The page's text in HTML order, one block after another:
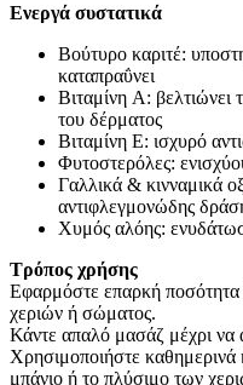
Ενεργά συστατικά
Βούτυρο καριτέ:
καταπραΰνει
Βιταμίνη A: βελτιώνει
του δέρματος
Βιταμίνη E: ισχυρό
Φυτοστερόλες:
Γαλλικά & κινναμικά
αντιφλεγμονώδης
Χυμός αλόης:
Τρόπος χρήσης
Εφαρμόστε επαρκή
χεριών ή σώματος.
Κάντε απαλό μασάζ μέχρι να
Χρησιμοποιήστε καθημερινά
μπάνιο ή το πλύσιμο των